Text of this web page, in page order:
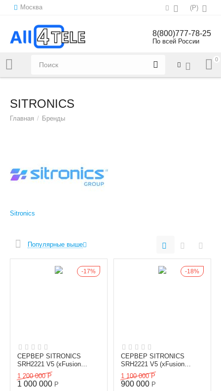
Москва (Р)
Напишите нам:sales@all4tele.com
8(800)777-78-25
По всей России
0
SITRONICS
Главная / Бренды
Sitronics
Популярные выше
17%
СЕРВЕР SITRONICS
SRH2221 V5 (xFusion
2288Н), К1
1 200 000 Р
1 000 000 Р
18%
СЕРВЕР SITRONICS
SRH2221 V5 (xFusion
2288Н), К2
1 100 000 Р
900 000 Р